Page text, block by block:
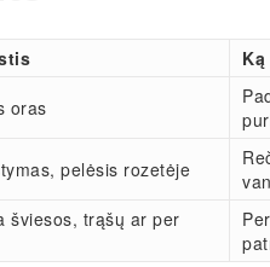
oras
pelėsis rozetėje
šviesos, trąšų ar per